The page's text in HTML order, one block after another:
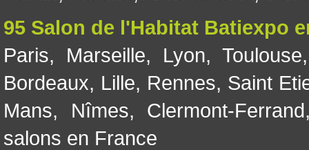
95 Salon de l'Habitat Batiexpo
Paris, Marseille, Lyon, Toulouse
Bordeaux, Lille, Rennes, Saint
Mans, Nîmes, Clermont-Ferrand
salons en France